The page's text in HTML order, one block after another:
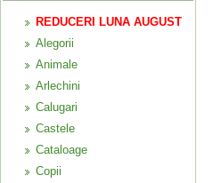
REDUCERI LUNA AUGUST
Alegorii
Animale
Arlechini
Calugari
Castele
Cataloage
Copii